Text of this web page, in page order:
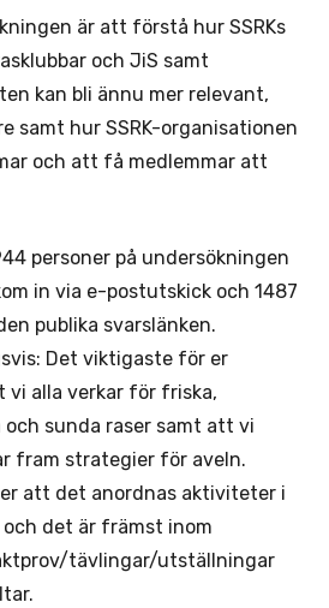
är att förstå hur SSRKs
och JiS samt
kan bli ännu mer relevant,
samt hur SSRK-organisationen
och att få medlemmar att
personer på undersökningen
in via e-postutskick och 1487
publika svarslänken.
Det viktigaste för er
vi alla verkar för friska,
sunda raser samt att vi
fram strategier för aveln.
att det anordnas aktiviteter i
det är främst inom
tävlingar/utställningar